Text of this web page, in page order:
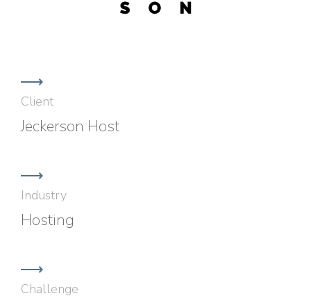
Client
Jeckerson Host
Industry
Hosting
Challenge